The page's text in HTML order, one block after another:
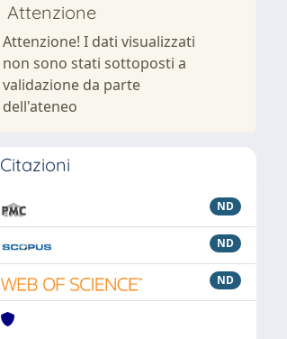
Attenzione
Attenzione! I dati visualizzati
non sono stati sottoposti a
validazione da parte
dell'ateneo
Citazioni
ND
ND
ND